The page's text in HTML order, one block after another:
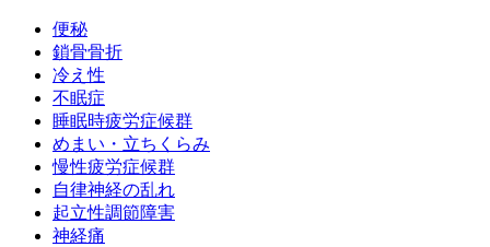
便秘
鎖骨骨折
冷え性
不眠症
睡眠時疲労症候群
めまい・立ちくらみ
慢性疲労症候群
自律神経の乱れ
起立性調節障害
神経痛